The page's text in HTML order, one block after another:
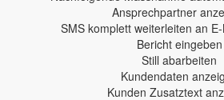
Ansprechpartner
SMS komplett weiterleiten an
Bericht eingeben
Still abarbeiten
Kundendaten
Kunden Zusatztext